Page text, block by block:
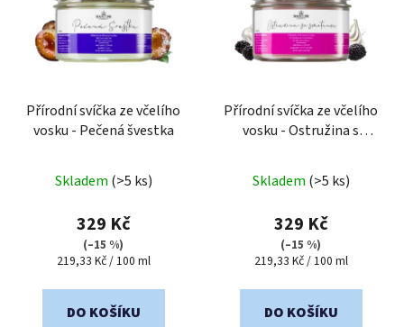
Přírodní svíčka ze včelího
vosku - Pečená švestka
Skladem (>5 ks)
329 Kč
(–15 %)
Měrná
219,33 Kč / 100 ml
DO KOŠÍKU
Přírodní svíčka ze včelího
vosku - Ostružina s
Skladem (>5 ks)
329 Kč
(–15 %)
Měrná
219,33 Kč / 100 ml
DO KOŠÍKU